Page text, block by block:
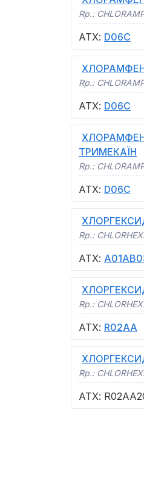
Rp.:
АТХ: D06C
Rp.:
АТХ: D06C
ТРИМЕКАЇН
Rp.:
АТХ: D06C
Rp.:
АТХ:
Rp.:
АТХ: R02AA
Rp.:
АТХ: